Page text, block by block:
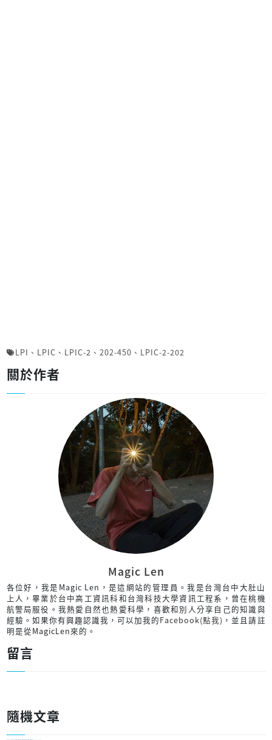
LPI 、 LPIC 、 LPIC-2 、 202-450 、 LPIC-2-202
關於作者
Magic Len
各位好，我是Magic Len，是這網站的管理員。我是台灣台中大肚山
上人，畢業於台中高工資訊科和台灣科技大學資訊工程系，曾在桃機
航警局服役。我熱愛自然也熱愛科學，喜歡和別人分享自己的知識與
經驗。如果你有興趣認識我，可以加我的Facebook(點我) ，並且請註
明是從MagicLen來的。
留言
隨機文章